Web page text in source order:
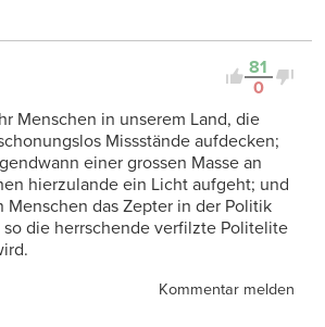
81
0
Menschen in unserem Land, die
Missstände aufdecken;
einer grossen Masse an
hierzulande ein Licht aufgeht; und
Menschen das Zepter in der Politik
die herrschende verfilzte Politelite
Kommentar melden